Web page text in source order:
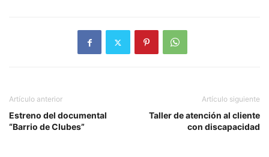
Artículo anterior
Estreno del documental
“Barrio de Clubes”
Artículo siguiente
Taller de atención al cliente
con discapacidad